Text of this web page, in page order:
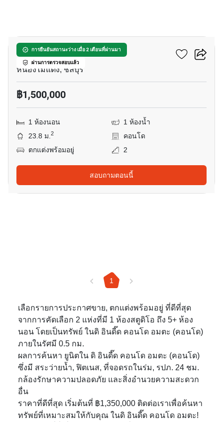
การยืนยันสถานะว่าง เมื่อ 2 เดือนที่ผ่านมา
ผ่านการตรวจสอบแล้ว
ดิ อินดี๊ด คอนโด อมตะ
หนองไม้แดง, ชลบุรี
฿1,500,000
1 ห้องนอน
1 ห้องน้ำ
23.8 ม.2
คอนโด
ตกแต่งพร้อมอยู่
2
สอบถามตอนนี้
1
เลือกรายการประกาศขาย, ตกแต่งพร้อมอยู่ ที่ดีที่สุด
จากการคัดเลือก 2 แห่งที่มี 1 ห้องสตูดิโอ ถึง 5+ ห้อง
นอน โดยเป็นทรัพย์ ในดิ อินดี๊ด คอนโด อมตะ (คอนโด)
ภายในรัศมี 0.5 กม.
ผลการค้นหา ยูนิตใน ดิ อินดี๊ด คอนโด อมตะ (คอนโด)
ซึ่งมี สระว่ายน้ำ, ฟิตเนส, ที่จอดรถในร่ม, รปภ. 24 ชม.
กล้องรักษาความปลอดภัย และสิ่งอำนวยความสะดวก
อื่น
ราคาที่ดีที่สุด เริ่มต้นที่ ฿1,350,000 ติดต่อเราเพื่อค้นหา
ทรัพย์ที่เหมาะสมให้กับคุณ ในดิ อินดี๊ด คอนโด อมตะ!